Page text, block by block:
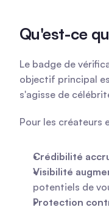
Qu'est-ce
Le badge de
objectif principal
s'agisse de
Pour les créateurs
Crédibilité
Visibilité
potentiels de
Protection